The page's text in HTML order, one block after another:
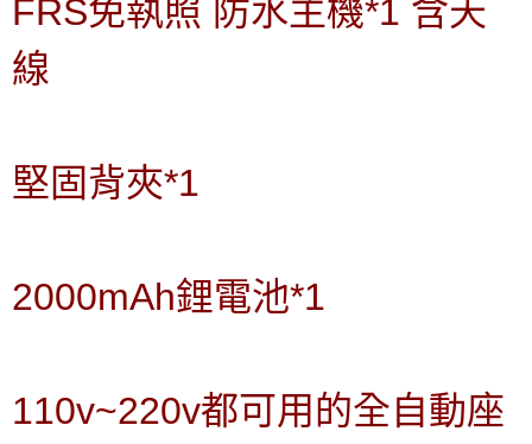
FRS免執照 防水主機*1 含天
線
堅固背夾*1
2000mAh鋰電池*1
110v~220v都可用的全自動座